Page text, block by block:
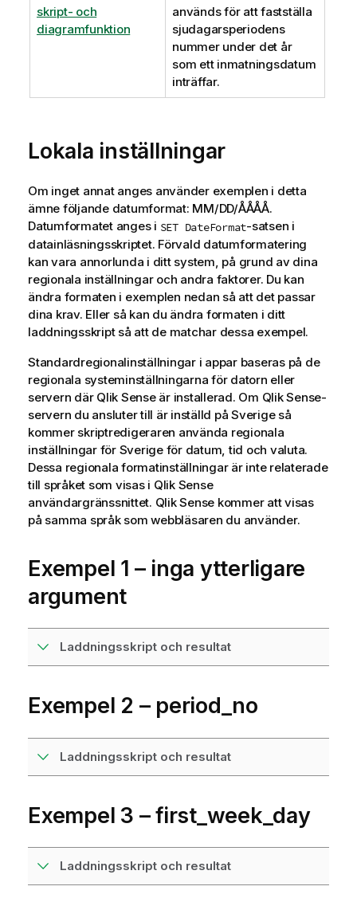
skript- och
diagramfunktion
används för att fastställa
sjudagarsperiodens
nummer under det år
som ett inmatningsdatum
inträffar.
Lokala inställningar
Om inget annat anges använder exemplen i detta
ämne följande datumformat: MM/DD/ÅÅÅÅ.
Datumformatet anges i SET DateFormat-satsen i
datainläsningsskriptet. Förvald datumformatering
kan vara annorlunda i ditt system, på grund av dina
regionala inställningar och andra faktorer. Du kan
ändra formaten i exemplen nedan så att det passar
dina krav. Eller så kan du ändra formaten i ditt
laddningsskript så att de matchar dessa exempel.
Standardregionalinställningar i appar baseras på de
regionala systeminställningarna för datorn eller
servern där Qlik Senseär installerad. Om Qlik Sense-
servern du ansluter till är inställd på Sverige så
kommer skriptredigeraren använda regionala
inställningar för Sverige för datum, tid och valuta.
Dessa regionala formatinställningar är inte relaterade
till språket som visas i Qlik Sense
användargränssnittet. Qlik Sense kommer att visas
på samma språk som webbläsaren du använder.
Exempel 1 – inga ytterligare
argument
Laddningsskript och resultat
Exempel 2 – period_no
Laddningsskript och resultat
Exempel 3 – first_week_day
Laddningsskript och resultat